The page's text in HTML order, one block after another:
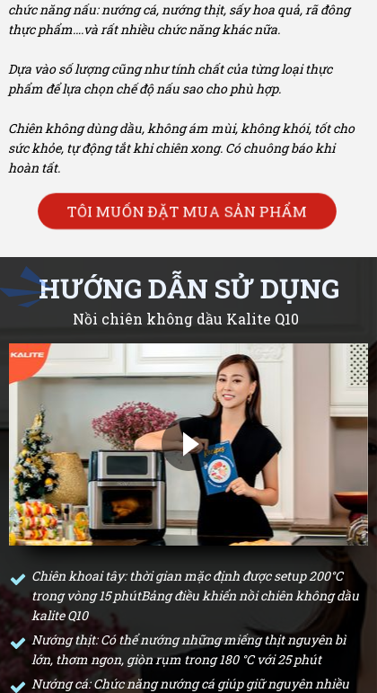
chức năng nấu: nướng cá, nướng thịt, sấy hoa quả, rã đông
thực phẩm….và rất nhiều chức năng khác nữa.
Dựa vào số lượng cũng như tính chất của từng loại thực
phẩm để lựa chọn chế độ nấu sao cho phù hợp.
Chiên không dùng dầu, không ám mùi, không khói, tốt cho
sức khỏe, tự động tắt khi chiên xong. Có chuông báo khi
hoàn tất.
TÔI MUỐN ĐẶT MUA SẢN PHẨM
HƯỚNG DẪN SỬ DỤNG
Nồi chiên không dầu Kalite Q10
Chiên khoai tây: thời gian mặc định được setup 200°C
trong vòng 15 phútBảng điều khiển nồi chiên không dầu
kalite Q10
Nướng thịt: Có thể nướng những miếng thịt nguyên bì
lớn, thơm ngon, giòn rụm trong 180 °C với 25 phút
Nướng cá: Chức năng nướng cá giúp giữ nguyên nhiều